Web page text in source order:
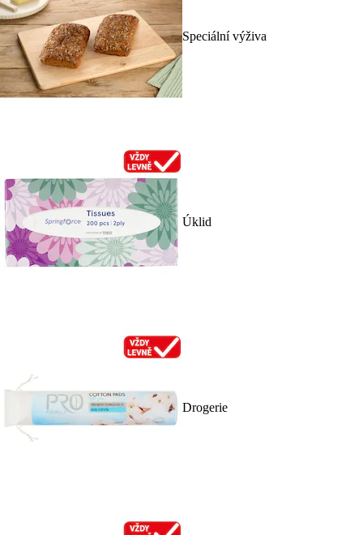
Speciální výživa
Úklid
Drogerie